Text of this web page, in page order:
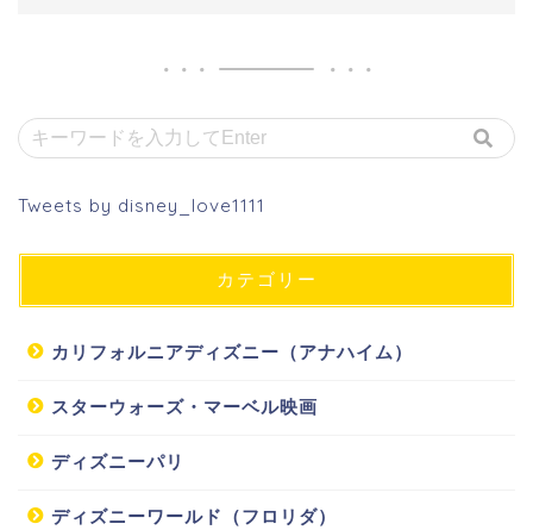
Tweets by disney_love1111
カテゴリー
カリフォルニアディズニー（アナハイム）
スターウォーズ・マーベル映画
ディズニーパリ
ディズニーワールド（フロリダ）